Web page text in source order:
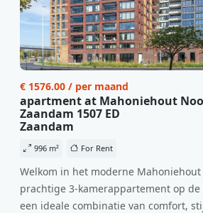
€ 1576.00 / per maand
apartment at Mahoniehout
Zaandam 1507 ED
Zaandam
996 m² For Rent
Welkom in het moderne
prachtige 3-kamerappartement op
een ideale combinatie van comfort,